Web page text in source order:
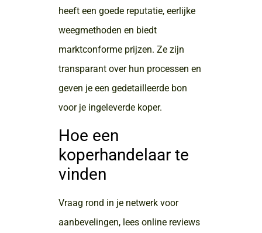
heeft een goede reputatie, eerlijke
weegmethoden en biedt
marktconforme prijzen. Ze zijn
transparant over hun processen en
geven je een gedetailleerde bon
voor je ingeleverde koper.
Hoe een
koperhandelaar te
vinden
Vraag rond in je netwerk voor
aanbevelingen, lees online reviews